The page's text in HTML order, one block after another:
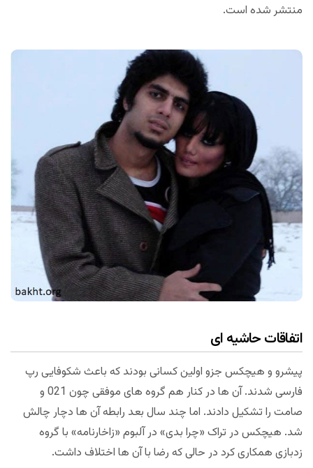
منتشر شده است.
اتفاقات حاشیه ای
پیشرو و هیچکس جزو اولین کسانی بودند که باعث شکوفایی رپ
فارسی شدند. آن ها در کنار هم گروه های موفقی چون 021 و
صامت را تشکیل دادند. اما چند سال بعد رابطه آن ها دچار چالش
شد. هیچکس در تراک «چرا بدی» در آلبوم «زاخارنامه» با گروه
زدبازی همکاری کرد در حالی که رضا با آن ها اختلاف داشت.